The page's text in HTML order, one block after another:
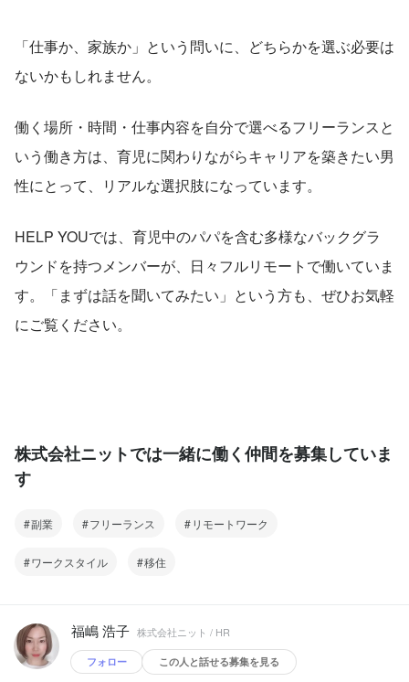
「仕事か、家族か」という問いに、どちらかを選ぶ必要は
ないかもしれません。
働く場所・時間・仕事内容を自分で選べるフリーランスと
いう働き方は、育児に関わりながらキャリアを築きたい男
性にとって、リアルな選択肢になっています。
HELP YOUでは、育児中のパパを含む多様なバックグラ
ウンドを持つメンバーが、日々フルリモートで働いていま
す。「まずは話を聞いてみたい」という方も、ぜひお気軽
にご覧ください。
株式会社ニットでは一緒に働く仲間を募集していま
す
副業 フリーランス リモートワーク
ワークスタイル 移住
福嶋 浩子 株式会社ニット / HR
フォロー この人と話せる募集を見る